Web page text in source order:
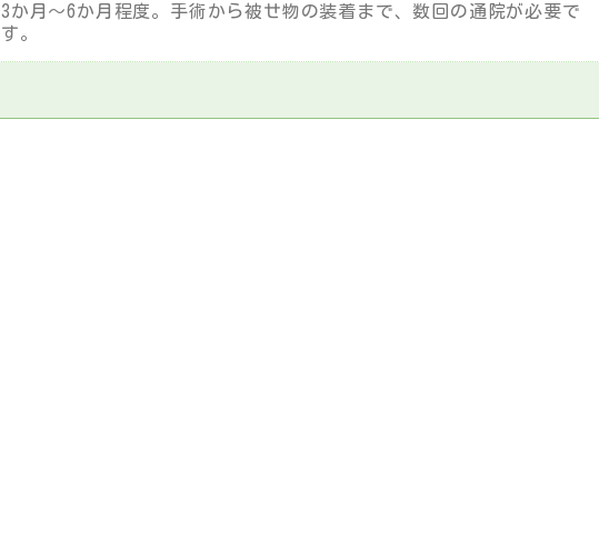
3か月～6か月程度。手術から被せ物の装着まで、数回の通院が必要で
す。